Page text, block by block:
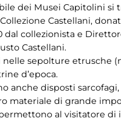
dei Musei Capitolini si
Castellani,
dal collezionista e
Castellani.
nelle sepolture etrusche
d’epoca.
anche disposti
materiale di grande
al visitatore di